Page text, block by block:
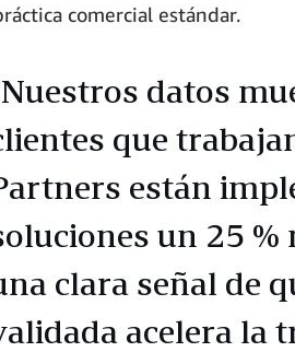
comercial estándar.
datos
que
están
un 25 %
clara señal de
acelera la